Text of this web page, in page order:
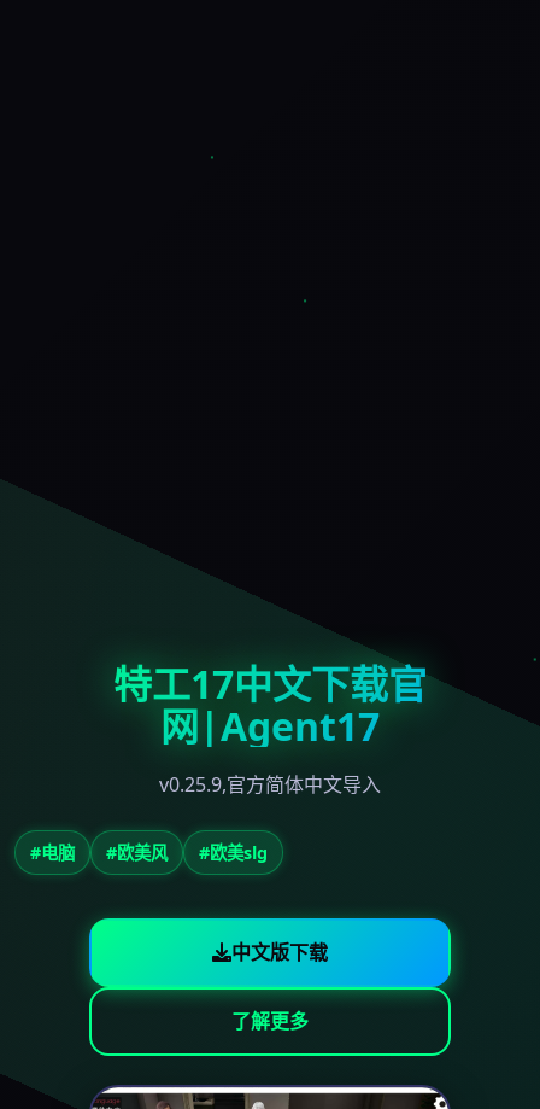
特工17中文下载官
网|Agent17
v0.25.9,官方简体中文导入
#电脑 #欧美风 #欧美slg
中文版下载
了解更多